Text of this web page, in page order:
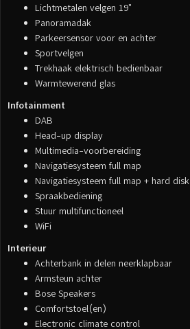
Lichtmetalen velgen 19"
Panoramadak
Parkeersensor voor en achter
Sportvelgen
Trekhaak elektrisch bedienbaar
Warmtewerend glas
Infotainment
DAB
Head-up display
Multimedia-voorbereiding
Navigatiesysteem full map
Navigatiesysteem full map + hard disk
Spraakbediening
Stuur multifunctioneel
WiFi
Interieur
Achterbank in delen neerklapbaar
Armsteun achter
Bose Speakers
Comfortstoel(en)
Electronic climate control